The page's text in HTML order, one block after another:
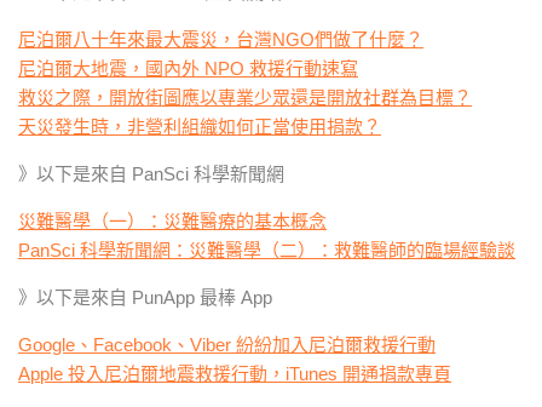
尼泊爾八十年來最大震災，台灣NGO們做了什麼？
尼泊爾大地震，國內外 NPO 救援行動速寫
救災之際，開放街圖應以專業少眾還是開放社群為目標？
天災發生時，非營利組織如何正當使用捐款？
》以下是來自 PanSci 科學新聞網
災難醫學（一）：災難醫療的基本概念
PanSci 科學新聞網：災難醫學（二）：救難醫師的臨場經驗談
》以下是來自 PunApp 最棒 App
Google、Facebook、Viber 紛紛加入尼泊爾救援行動
Apple 投入尼泊爾地震救援行動，iTunes 開通捐款專頁